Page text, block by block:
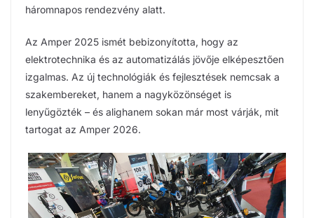
háromnapos rendezvény alatt.
Az Amper 2025 ismét bebizonyította, hogy az
elektrotechnika és az automatizálás jövője elképesztően
izgalmas. Az új technológiák és fejlesztések nemcsak a
szakembereket, hanem a nagyközönséget is
lenyűgözték – és alighanem sokan már most várják, mit
tartogat az Amper 2026.